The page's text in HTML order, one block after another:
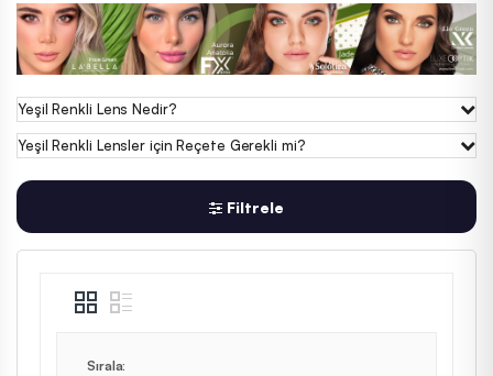
Yeşil Renkli Lens Nedir?
Yeşil Renkli Lensler için Reçete Gerekli mi?
Filtrele
Sırala: